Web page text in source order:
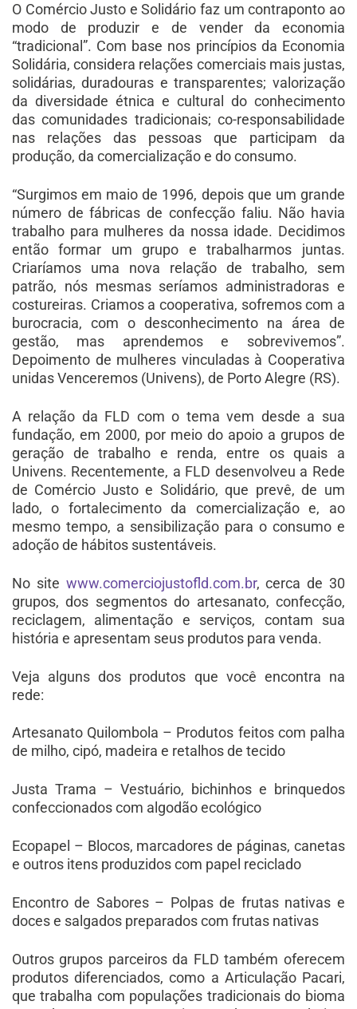
O Comércio Justo e Solidário faz um contraponto ao
modo de produzir e de vender da economia
“tradicional”. Com base nos princípios da Economia
Solidária, considera relações comerciais mais justas,
solidárias, duradouras e transparentes; valorização
da diversidade étnica e cultural do conhecimento
das comunidades tradicionais; co-responsabilidade
nas relações das pessoas que participam da
produção, da comercialização e do consumo.
“Surgimos em maio de 1996, depois que um grande
número de fábricas de confecção faliu. Não havia
trabalho para mulheres da nossa idade. Decidimos
então formar um grupo e trabalharmos juntas.
Criaríamos uma nova relação de trabalho, sem
patrão, nós mesmas seríamos administradoras e
costureiras. Criamos a cooperativa, sofremos com a
burocracia, com o desconhecimento na área de
gestão, mas aprendemos e sobrevivemos”.
Depoimento de mulheres vinculadas à Cooperativa
unidas Venceremos (Univens), de Porto Alegre (RS).
A relação da FLD com o tema vem desde a sua
fundação, em 2000, por meio do apoio a grupos de
geração de trabalho e renda, entre os quais a
Univens. Recentemente, a FLD desenvolveu a Rede
de Comércio Justo e Solidário, que prevê, de um
lado, o fortalecimento da comercialização e, ao
mesmo tempo, a sensibilização para o consumo e
adoção de hábitos sustentáveis.
No site www.comerciojustofld.com.br, cerca de 30
grupos, dos segmentos do artesanato, confecção,
reciclagem, alimentação e serviços, contam sua
história e apresentam seus produtos para venda.
Veja alguns dos produtos que você encontra na
rede:
Artesanato Quilombola – Produtos feitos com palha
de milho, cipó, madeira e retalhos de tecido
Justa Trama – Vestuário, bichinhos e brinquedos
confeccionados com algodão ecológico
Ecopapel – Blocos, marcadores de páginas, canetas
e outros itens produzidos com papel reciclado
Encontro de Sabores – Polpas de frutas nativas e
doces e salgados preparados com frutas nativas
Outros grupos parceiros da FLD também oferecem
produtos diferenciados, como a Articulação Pacari,
que trabalha com populações tradicionais do bioma